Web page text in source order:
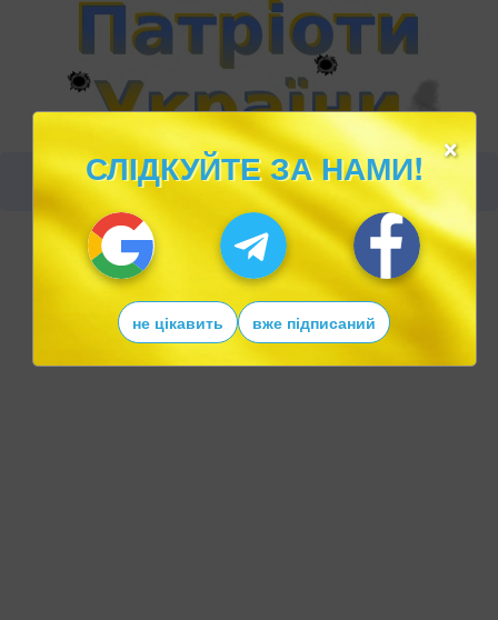
×
СЛІДКУЙТЕ ЗА НАМИ!
не цікавить вже підписаний